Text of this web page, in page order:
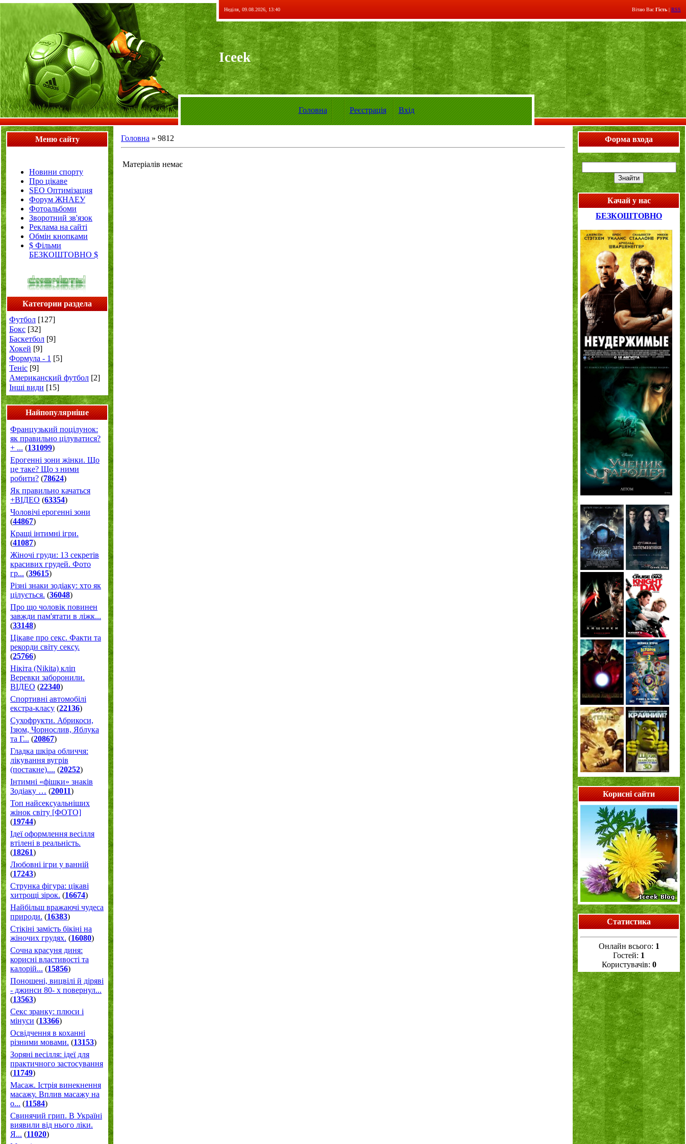
Неділя, 09.08.2026, 13:40 Вітаю Вас Гість | RSS
Iceek
Головна Реєстрація Вхід
Меню сайту
Новини спорту
Про цікаве
SEO Оптимізация
Форум ЖНАЕУ
Фотоальбоми
Зворотний зв'язок
Реклама на сайті
Обмін кнопками
$ Фільми
БЕЗКОШТОВНО $
Категории раздела
Футбол [127]
Бокс [32]
Баскетбол [9]
Хокей [9]
Формула - 1 [5]
Теніс [9]
Американский футбол [2]
Інші види [15]
Найпопулярніше
Французький поцілунок:
як правильно цілуватися?
+ ... (131099)
Ерогенні зони жінки. Що
це таке? Що з ними
робити? (78624)
Як правильно качаться
+ВІДЕО (63354)
Чоловічі ерогенні зони
(44867)
Кращі інтимні ігри.
(41087)
Жіночі груди: 13 секретів
красивих грудей. Фото
гр... (39615)
Різні знаки зодіаку: хто як
цілується. (36048)
Про що чоловік повинен
завжди пам'ятати в ліжк...
(33148)
Цікаве про секс. Факти та
рекорди світу сексу.
(25766)
Нікіта (Nikita) кліп
Веревки заборонили.
ВІДЕО (22340)
Спортивні автомобілі
екстра-класу (22136)
Cухофрукти. Абрикоси,
Ізюм, Чорнослив, Яблука
та Г... (20867)
Гладка шкіра обличчя:
лікування вугрів
(постакне).... (20252)
Інтимні «фішки» знаків
Зодіаку … (20011)
Топ найсексуальніших
жінок світу [ФОТО]
(19744)
Ідеї оформлення весілля
втілені в реальність.
(18261)
Любовні ігри у ванній
(17243)
Струнка фігура: цікаві
хитрощі зірок. (16674)
Найбільш вражаючі чудеса
природи. (16383)
Стікіні замість бікіні на
жіночих грудях. (16080)
Сочна красуня диня:
корисні властивості та
калорій... (15856)
Поношені, вицвілі й діряві
- джинси 80- х повернул...
(13563)
Секс зранку: плюси і
мінуси (13366)
Освідчення в коханні
різними мовами. (13153)
Зоряні весілля: ідеї для
практичного застосування
(11749)
Масаж. Істрія винекнення
масажу. Вплив масажу на
о... (11584)
Свинячий грип. В Україні
виявили від нього ліки.
Я... (11020)
Головна » 9812
Матеріалів немає
Форма входа
Качай у нас
БЕЗКОШТОВНО
Корисні сайти
Статистика
Онлайн всього: 1
Гостей: 1
Користувачів: 0